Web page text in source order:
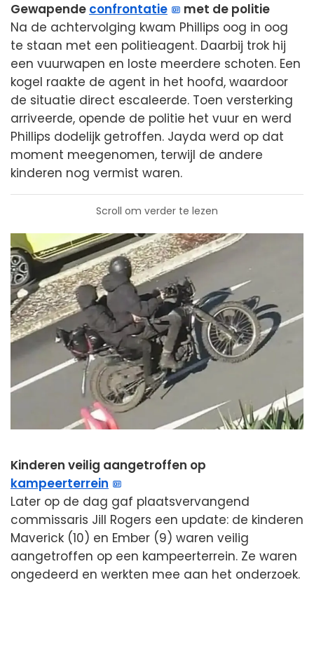
Gewapende confrontatie
met de politie
Na de achtervolging kwam Phillips oog in oog
te staan met een politieagent. Daarbij trok hij
een vuurwapen en loste meerdere schoten. Een
kogel raakte de agent in het hoofd, waardoor
de situatie direct escaleerde. Toen versterking
arriveerde, opende de politie het vuur en werd
Phillips dodelijk getroffen. Jayda werd op dat
moment meegenomen, terwijl de andere
kinderen nog vermist waren.
Scroll om verder te lezen
Kinderen veilig aangetroffen op
kampeerterrein
Later op de dag gaf plaatsvervangend
commissaris Jill Rogers een update: de kinderen
Maverick (10) en Ember (9) waren veilig
aangetroffen op een kampeerterrein. Ze waren
ongedeerd en werkten mee aan het onderzoek.